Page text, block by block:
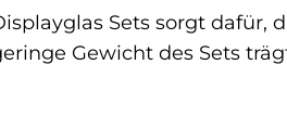
Sets sorgt dafür,
Gewicht des Sets